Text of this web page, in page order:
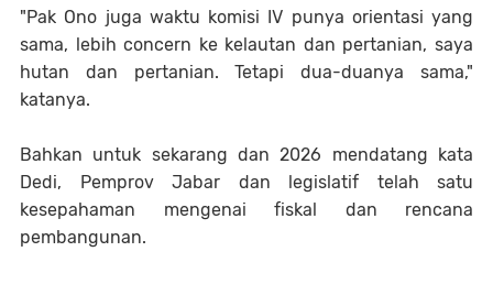
"Pak Ono juga waktu komisi IV punya orientasi yang
sama, lebih concern ke kelautan dan pertanian, saya
hutan dan pertanian. Tetapi dua-duanya sama,"
katanya.
Bahkan untuk sekarang dan 2026 mendatang kata
Dedi, Pemprov Jabar dan legislatif telah satu
kesepahaman mengenai fiskal dan rencana
pembangunan.